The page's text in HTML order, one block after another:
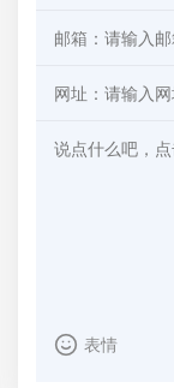
表情